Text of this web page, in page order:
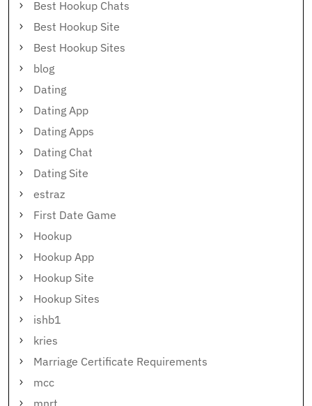
Best Hookup Chats
Best Hookup Site
Best Hookup Sites
blog
Dating
Dating App
Dating Apps
Dating Chat
Dating Site
estraz
First Date Game
Hookup
Hookup App
Hookup Site
Hookup Sites
ishb1
kries
Marriage Certificate Requirements
mcc
mnrt